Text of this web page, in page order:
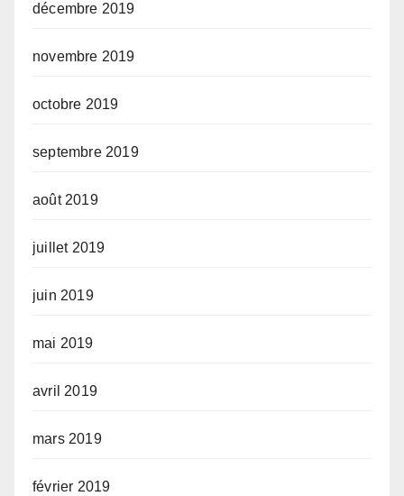
décembre 2019
novembre 2019
octobre 2019
septembre 2019
août 2019
juillet 2019
juin 2019
mai 2019
avril 2019
mars 2019
février 2019